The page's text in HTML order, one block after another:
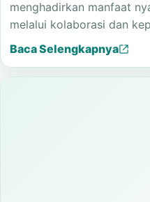
Tana Toraja melalui
Program Khitan Gratis
menghadirkan manfaat
melalui kolaborasi dan